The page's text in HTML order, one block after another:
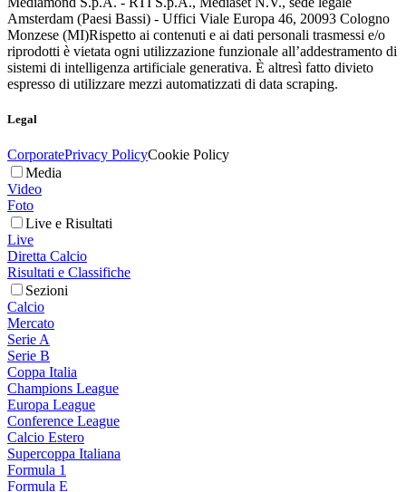
Amsterdam (Paesi Bassi) - Uffici Viale Europa 46, 20093 Cologno
Monzese (MI)Rispetto ai contenuti e ai dati personali trasmessi e/o
riprodotti è vietata ogni utilizzazione funzionale all’addestramento di
sistemi di intelligenza artificiale generativa. È altresì fatto divieto
espresso di utilizzare mezzi automatizzati di data scraping.
Legal
CorporatePrivacy PolicyCookie Policy
Media
Video
Foto
Live e Risultati
Live
Diretta Calcio
Risultati e Classifiche
Sezioni
Calcio
Mercato
Serie A
Serie B
Coppa Italia
Champions League
Europa League
Conference League
Calcio Estero
Supercoppa Italiana
Formula 1
Formula E